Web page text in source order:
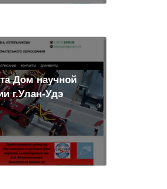
Дом научной
г.Улан-Удэ